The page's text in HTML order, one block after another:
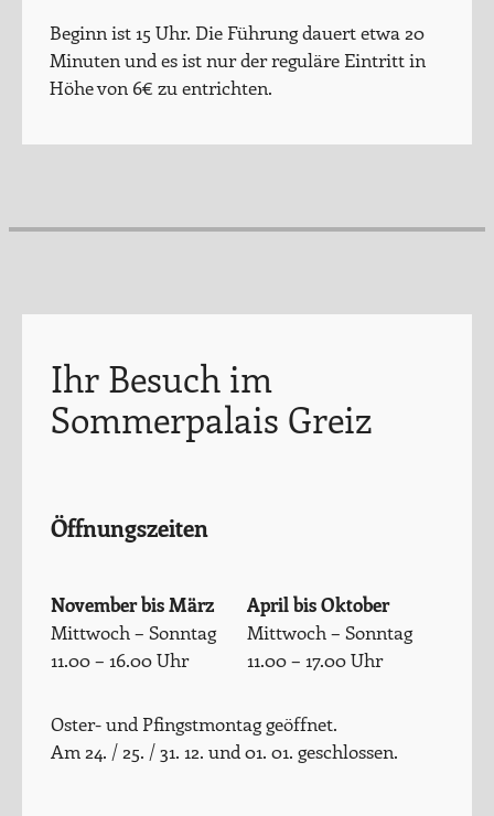
Beginn ist 15 Uhr. Die Führung dauert etwa 20
Minuten und es ist nur der reguläre Eintritt in
Höhe von 6€ zu entrichten.
Ihr Besuch im
Sommerpalais Greiz
Öffnungszeiten
November bis März
Mittwoch – Sonntag
11.00 – 16.00 Uhr
April bis Oktober
Mittwoch – Sonntag
11.00 – 17.00 Uhr
Oster- und Pfingstmontag geöffnet.
Am 24. / 25. / 31. 12. und 01. 01. geschlossen.